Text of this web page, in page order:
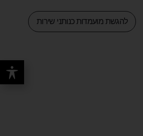
להגשת מועמדות כנותני שירות